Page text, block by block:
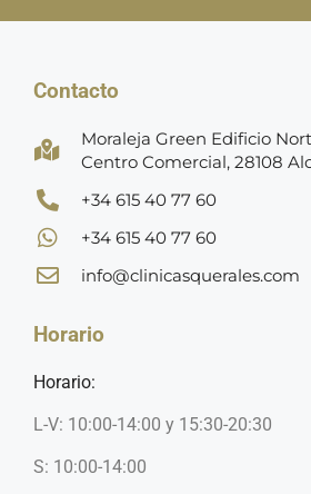
Contacto
Moraleja Green Edificio
Centro Comercial, 28108
+34 615 40 77 60
+34 615 40 77 60
info@clinicasquerales.com
Horario
Horario:
L-V: 10:00-14:00 y 15:30-20:30
S: 10:00-14:00